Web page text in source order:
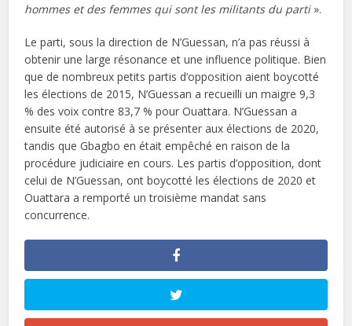
hommes et des femmes qui sont les militants du parti».
Le parti, sous la direction de N’Guessan, n’a pas réussi à
obtenir une large résonance et une influence politique. Bien
que de nombreux petits partis d’opposition aient boycotté
les élections de 2015, N’Guessan a recueilli un maigre 9,3
% des voix contre 83,7 % pour Ouattara. N’Guessan a
ensuite été autorisé à se présenter aux élections de 2020,
tandis que Gbagbo en était empêché en raison de la
procédure judiciaire en cours. Les partis d’opposition, dont
celui de N’Guessan, ont boycotté les élections de 2020 et
Ouattara a remporté un troisième mandat sans
concurrence.